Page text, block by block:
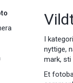
I
nyttige,
mark, sti
Et